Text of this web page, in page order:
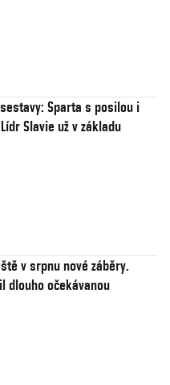
Sparta s posilou i
Slavie už v základu
v srpnu nové záběry.
dlouho očekávanou